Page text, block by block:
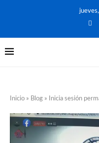
Inicio » Blog » Inicia sesión